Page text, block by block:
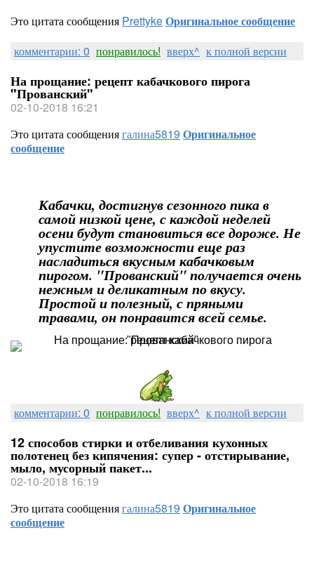
Это цитата сообщения PrettykeОригинальное сообщение
комментарии: 0 понравилось! вверх^ к полной версии
На прощание: рецепт кабачкового пирога
"Прованский"
02-10-2018 16:21
Это цитата сообщениягалина5819 Оригинальное
сообщение
Кабачки, достигнув сезонного пика в
самой низкой цене, с каждой неделей
осени будут становиться все дороже. Не
упустите возможности еще раз
насладиться вкусным кабачковым
пирогом. "Прованский" получается очень
нежным и деликатным по вкусу.
Простой и полезный, с пряными
травами, он понравится всей семье.
комментарии: 0 понравилось! вверх^ к полной версии
12 способов стирки и отбеливания кухонных
полотенец без кипячения: супер - отстирывание,
мыло, мусорный пакет...
02-10-2018 16:19
Это цитата сообщениягалина5819 Оригинальное
сообщение